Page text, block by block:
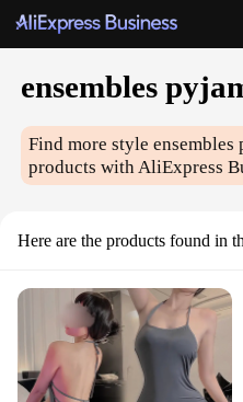
ensembles
Find more styleensembles
products with AliExpress
Here are the products found in